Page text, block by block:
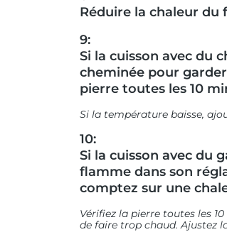
Réduire la chaleur du
9:
Si la cuisson avec du
cheminée pour
pierre toutes les 10
Si la température baisse,
10:
Si la cuisson avec du
flamme dans son
comptez sur une
Vérifiez la pierre toutes les
de faire trop chaud. Ajustez